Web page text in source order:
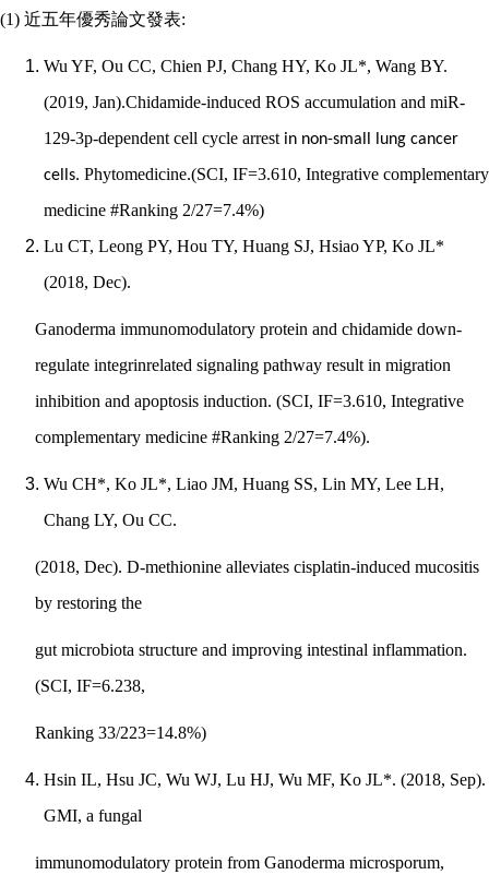
(1) 近五年優秀論文發表:
Wu YF, Ou CC, Chien PJ, Chang HY, Ko JL*, Wang BY.
(2019, Jan).Chidamide-induced ROS accumulation and miR-
129-3p-dependent cell cycle arrest in non-small lung cancer
cells. Phytomedicine.(SCI, IF=3.610, Integrative complementary
medicine #Ranking 2/27=7.4%)
Lu CT, Leong PY, Hou TY, Huang SJ, Hsiao YP, Ko JL*
(2018, Dec).
Ganoderma immunomodulatory protein and chidamide down-
regulate integrinrelated signaling pathway result in migration
inhibition and apoptosis induction. (SCI, IF=3.610, Integrative
complementary medicine #Ranking 2/27=7.4%).
Wu CH*, Ko JL*, Liao JM, Huang SS, Lin MY, Lee LH,
Chang LY, Ou CC.
(2018, Dec). D-methionine alleviates cisplatin-induced mucositis
by restoring the
gut microbiota structure and improving intestinal inflammation.
(SCI, IF=6.238,
Ranking 33/223=14.8%)
Hsin IL, Hsu JC, Wu WJ, Lu HJ, Wu MF, Ko JL*. (2018, Sep).
GMI, a fungal
immunomodulatory protein from Ganoderma microsporum,